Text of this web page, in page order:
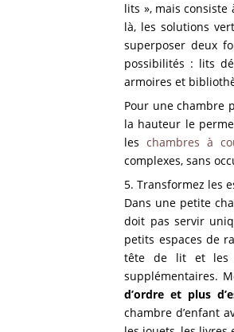
lits », mais consiste
là, les solutions
superposer deux
possibilités : lits
armoires et
Pour une chambre
la hauteur le
leschambres à
complexes, sans
5. Transformez les
Dans une petite
doit pas servir
petits espaces de
tête de lit et les
supplémentaires.
d’ordre et plus
chambre d’enfant